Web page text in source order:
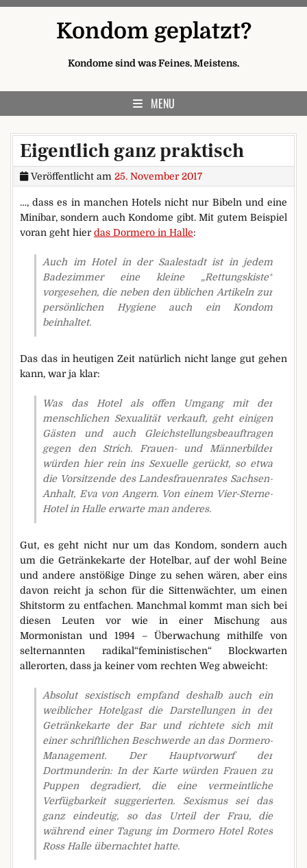
Kondom geplatzt?
Kondome sind was Feines. Meistens.
MENU
Eigentlich ganz praktisch
Veröffentlicht am 25. November 2017
…, dass es in manchen Hotels nicht nur Bibeln und eine
Minibar, sondern auch Kondome gibt. Mit gutem Beispiel
voran geht hierdas Dormero in Halle:
Auch im Hotel in der Saalestadt ist in jedem
Badezimmer eine kleine „Rettungskiste“
vorgesehen, die neben den üblichen Artikeln zur
persönlichen Hygiene auch ein Kondom
beinhaltet.
Das das in heutigen Zeit natürlich nicht lange gut gehen
kann, war ja klar:
Was das Hotel als offen Umgang mit der
menschlichen Sexualität verkauft, geht einigen
Gästen und auch Gleichstellungsbeauftragen
gegen den Strich. Frauen- und Männerbilder
würden hier rein ins Sexuelle gerückt, so etwa
die Vorsitzende des Landesfrauenrates Sachsen-
Anhalt, Eva von Angern. Von einem Vier-Sterne-
Hotel in Halle erwarte man anderes.
Gut, es geht nicht nur um das Kondom, sondern auch
um die Getränkekarte der Hotelbar, auf der wohl Beine
und andere anstößige Dinge zu sehen wären, aber eins
davon reicht ja schon für die Sittenwächter, um einen
Shitstorm zu entfachen. Manchmal kommt man sich bei
diesen Leuten vor wie in einer Mischung aus
Mormonistan und 1994 – Überwachung mithilfe von
selternannten radikal“feministischen“ Blockwarten
allerorten, dass ja keiner vom rechten Weg abweicht:
Absolut sexistisch empfand deshalb auch ein
weiblicher Hotelgast die Darstellungen in der
Getränkekarte der Bar und richtete sich mit
einer schriftlichen Beschwerde an das Dormero-
Management. Der Hauptvorwurf der
Dortmunderin: In der Karte würden Frauen zu
Puppen degradiert, die eine vermeintliche
Verfügbarkeit suggerierten. Sexismus sei das
ganz eindeutig, so das Urteil der Frau, die
während einer Tagung im Dormero Hotel Rotes
Ross Halle übernachtet hatte.